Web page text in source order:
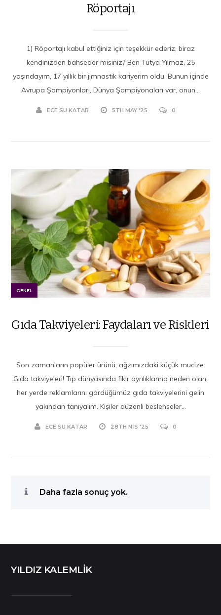
Röportajı
1) Röportajı kabul ettiğiniz için teşekkür ederiz, biraz
kendinizden bahseder misiniz? Ben Tutya Yılmaz, 25
yaşındayım, 17 yıllık bir jimnastik kariyerim oldu. Bunun içinde
Avrupa Şampiyonları, Dünya Şampiyonaları var, onun...
ECE SU KATAR 5TH MAY '25 0
GENEL
Gıda Takviyeleri: Faydaları ve Riskleri
Son zamanların popüler ürünü, ağzımızdaki küçük mucize:
Gıda takviyeleri! Tıp dünyasında fikir ayrılıklarına neden olan,
her yerde reklamlarını gördüğümüz gıda takviyelerini gelin
yakından tanıyalım. Kişiler düzenli beslenseler...
ECE SU KATAR 28TH NIS '25 0
Daha fazla sonuç yok.
YILDIZ KALEMLİK